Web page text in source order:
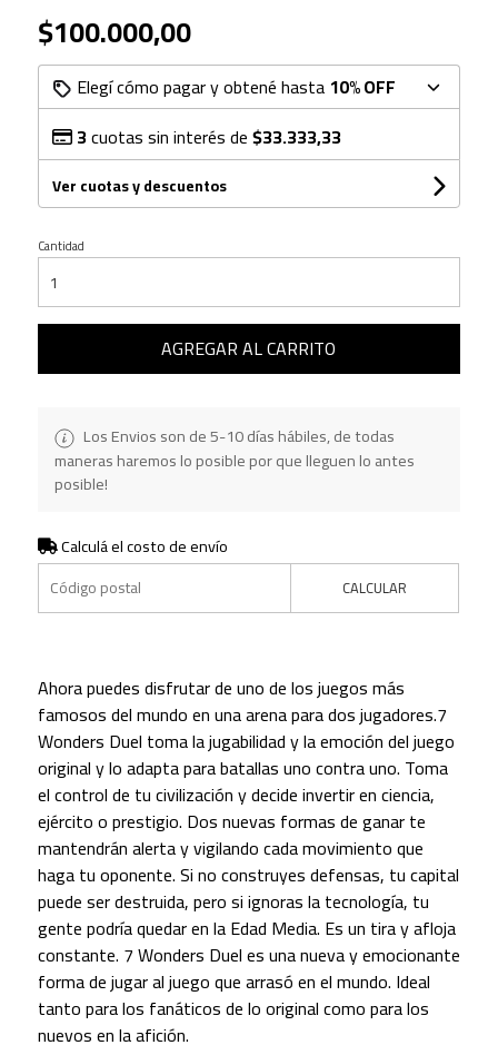
$100.000,00
Elegí cómo pagar y obtené hasta 10% OFF
3cuotas sin interés de$33.333,33
Ver cuotas y descuentos
Cantidad
AGREGAR AL CARRITO
Los Envios son de 5-10 días hábiles, de todas
maneras haremos lo posible por que lleguen lo antes
posible!
Calculá el costo de envío
CALCULAR
Ahora puedes disfrutar de uno de los juegos más
famosos del mundo en una arena para dos jugadores.7
Wonders Duel toma la jugabilidad y la emoción del juego
original y lo adapta para batallas uno contra uno. Toma
el control de tu civilización y decide invertir en ciencia,
ejército o prestigio. Dos nuevas formas de ganar te
mantendrán alerta y vigilando cada movimiento que
haga tu oponente. Si no construyes defensas, tu capital
puede ser destruida, pero si ignoras la tecnología, tu
gente podría quedar en la Edad Media. Es un tira y afloja
constante. 7 Wonders Duel es una nueva y emocionante
forma de jugar al juego que arrasó en el mundo. Ideal
tanto para los fanáticos de lo original como para los
nuevos en la afición.